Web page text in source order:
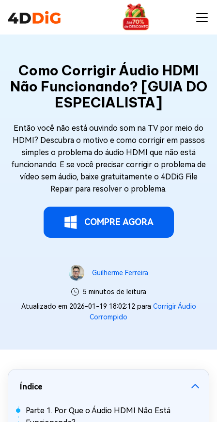
Como Corrigir Áudio HDMI
Não Funcionando? [GUIA DO
ESPECIALISTA]
Então você não está ouvindo som na TV por meio do
HDMI? Descubra o motivo e como corrigir em passos
simples o problema do áudio HDMI que não está
funcionando. E se você precisar corrigir o problema de
vídeo sem áudio, baixe gratuitamente o 4DDiG File
Repair para resolver o problema.
COMPRE AGORA
Guilherme Ferreira
5 minutos de leitura
Atualizado em 2026-01-19 18:02:12 para Corrigir Áudio
Corrompido
Índice
Parte 1. Por Que o Áudio HDMI Não Está